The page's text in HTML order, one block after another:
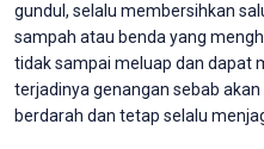
gundul, selalu membersihkan
sampah atau benda yang
tidak sampai meluap dan dapat
terjadinya genangan sebab
berdarah dan tetap selalu